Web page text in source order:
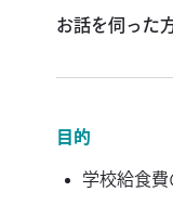
お話を伺った
目的
学校給食費